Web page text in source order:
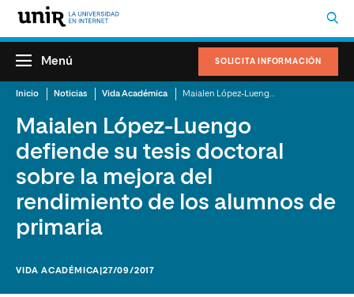
SOLICITA INFORMACIÓN
Menú
Inicio Noticias Vida Académica
Maialen López-Luengo
defiende su tesis doctoral
sobre la mejora del
rendimiento de los alumnos de
primaria
VIDA ACADÉMICA |27/09/2017